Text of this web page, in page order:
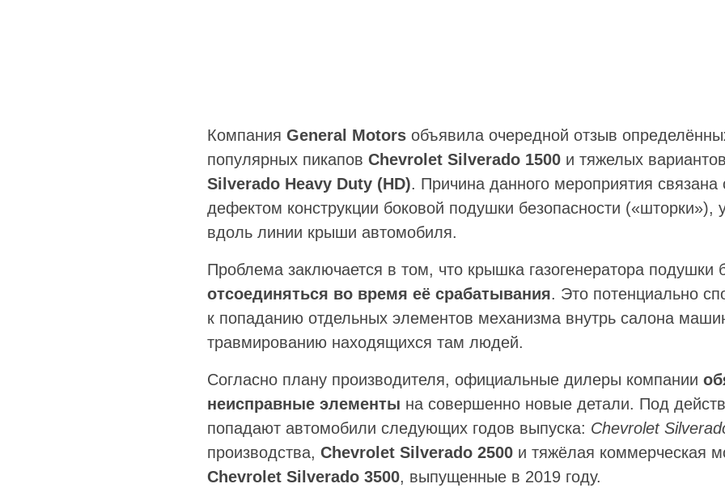
Компания General Motors объявила очередной отзыв
популярных пикапов Chevrolet Silverado 1500и тяжелых
Silverado Heavy Duty (HD). Причина данного мероприятия
дефектом конструкции боковой подушки безопасности («шторки»),
вдоль линии крыши автомобиля.
Проблема заключается в том, что крышка газогенератора подушки
отсоединяться во время её срабатывания. Это потенциально
к попаданию отдельных элементов механизма внутрь салона
травмированию находящихся там людей.
Согласно плану производителя, официальные дилеры компании
неисправные элементы на совершенно новые детали. Под
попадают автомобили следующих годов выпуска: Chevrolet
производства, Chevrolet Silverado 2500 и тяжёлая коммерческая
Chevrolet Silverado 3500, выпущенные в 2019 году.